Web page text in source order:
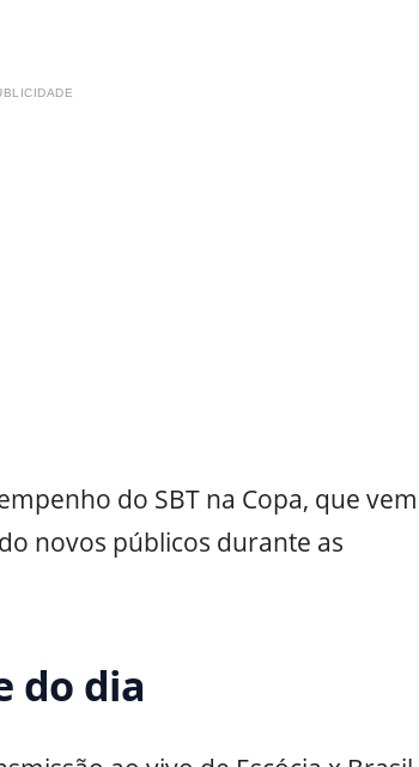
do SBT na Copa, que vem
novos públicos durante as
do dia